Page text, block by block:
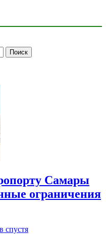
Самары
ограничения
спустя